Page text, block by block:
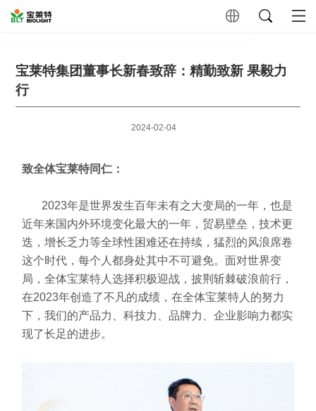
宝莱特集团董事长新春致辞：精勤致新 果毅力
行
2024-02-04
致全体宝莱特同仁：
2023年是世界发生百年未有之大变局的一年，也是
近年来国内外环境变化最大的一年，贸易壁垒，技术更
迭，增长乏力等全球性困难还在持续，猛烈的风浪席卷
这个时代，每个人都身处其中不可避免。面对世界变
局，全体宝莱特人选择积极迎战，披荆斩棘破浪前行，
在2023年创造了不凡的成绩，在全体宝莱特人的努力
下，我们的产品力、科技力、品牌力、企业影响力都实
现了长足的进步。